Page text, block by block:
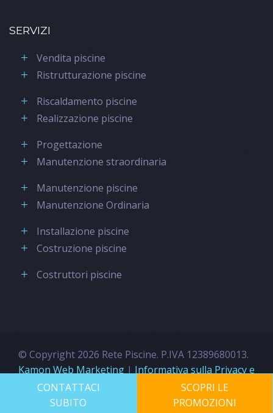
SERVIZI
Vendita piscine
Ristrutturazione piscine
Riscaldamento piscine
Realizzazione piscine
Progettazione
Manutenzione straordinaria
Manutenzione piscine
Manutenzione Ordinaria
Installazione piscine
Costruzione piscine
Costruttori piscine
© Copyright 2026 Rete Piscine. P.IVA 12389680013.
Kamon Web Marketing | Informativa sulla Privacy e
sui Cookies
CONTATTACI
SUBITO
SCOPRI LE
PROMOZIONI